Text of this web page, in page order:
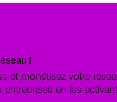
!
et monétisez votre
en les